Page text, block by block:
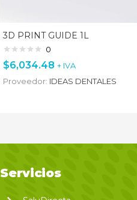
3D PRINT GUIDE 1L
0
$6,034.48 + IVA
Proveedor: IDEAS DENTALES
Servicios